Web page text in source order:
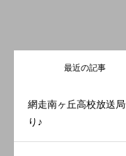
最近の記事
網走南ヶ丘高校放送
り♪